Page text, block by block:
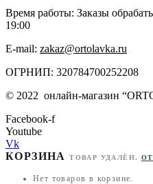
Время работы: Заказы
19:00
E-mail: zakaz@ortolavka.ru
ОГРНИП: 320784700252208
© 2022 онлайн-магазин “
Facebook-f
Youtube
Vk
КОРЗИНАТОВАР УДАЛЁН.
Нет товаров в корзине.